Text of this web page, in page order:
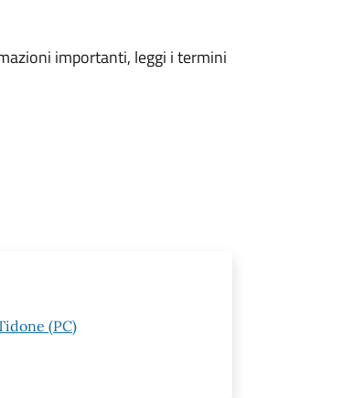
importanti, leggi i termini
(PC)